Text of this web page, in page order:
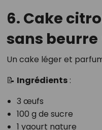
6. Cake
sans beurre
Un cake léger et
📝 Ingrédients:
3 œufs
100 g de sucre
1 yaourt nature